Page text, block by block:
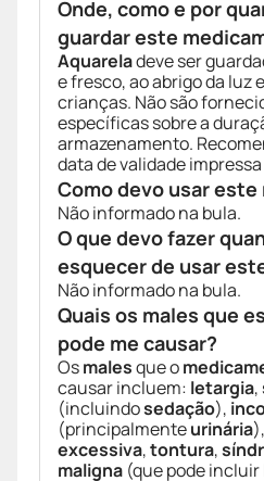
Onde, como e por
guardar este
Aquareladeve ser
e fresco, ao abrigo da luz
crianças. Não são
específicas sobre a
armazenamento.
data de validade
Como devo usar
Não informado na bula.
O que devo fazer
esquecer de usar
Não informado na bula.
Quais os males que
pode me causar?
Osmalesque o
causar incluem: letargia,
(incluindosedação),
(principalmenteurinária),
excessiva,tontura,
maligna (que pode incluir